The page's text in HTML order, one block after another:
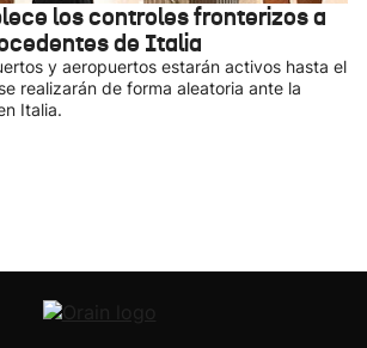
los controles fronterizos a
de Italia
y aeropuertos estarán activos hasta el
realizarán de forma aleatoria ante la
Italia.